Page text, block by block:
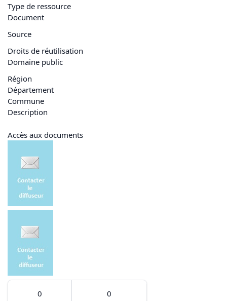
Type de ressource
Document
Source
Droits de réutilisation
Domaine public
Région
Département
Commune
Description
Accès aux documents
0
0